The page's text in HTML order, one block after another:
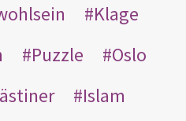
Klage
Puzzle
Oslo
Islam